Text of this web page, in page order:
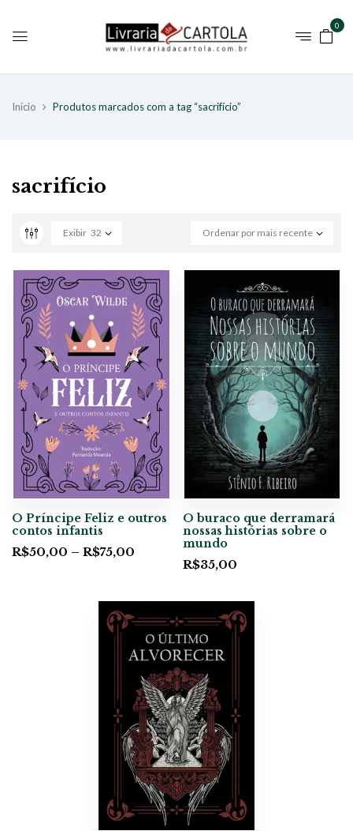
0
Início Produtos marcados com a tag “sacrifício”
sacrifício
Ordenar por mais recente
Exibir 32
O Príncipe Feliz e outros
contos infantis
R$50,00 – R$75,00
O buraco que derramará
nossas histórias sobre o
mundo
R$35,00